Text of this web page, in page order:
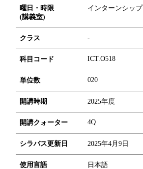
曜日・時限
(講義室)
インターンシップ
クラス -
科目コード ICT.O518
単位数 020
開講時期 2025年度
開講クォーター 4Q
シラバス更新日 2025年4月9日
使用言語 日本語